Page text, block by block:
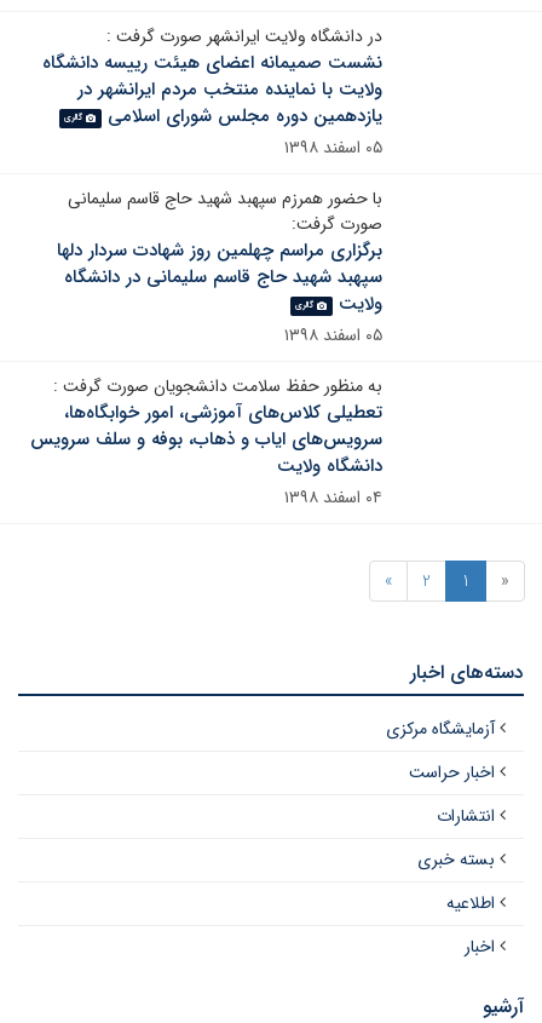
در دانشگاه ولایت ایرانشهر صورت گرفت :
نشست صمیمانه اعضای هیئت رییسه دانشگاه
ولایت با نماینده منتخب مردم ایرانشهر در
یازدهمین دوره مجلس شورای اسلامی
گالری
۰۵ اسفند ۱۳۹۸
با حضور همرزم سپهبد شهید حاج قاسم سلیمانی
صورت گرفت:
برگزاری مراسم چهلمین روز شهادت سردار دلها
سپهبد شهید حاج قاسم سلیمانی در دانشگاه
ولایت
گالری
۰۵ اسفند ۱۳۹۸
به منظور حفظ سلامت دانشجویان صورت گرفت :
تعطیلی کلاس‌های آموزشی، امور خوابگاه‌ها،
سرویس‌های ایاب و ذهاب، بوفه‌ و سلف سرویس
دانشگاه ولایت
۰۴ اسفند ۱۳۹۸
«
1
2
»
دسته‌های اخبار
آزمایشگاه مرکزی
اخبار حراست
انتشارات
بسته خبری
اطلاعیه
اخبار
آرشیو